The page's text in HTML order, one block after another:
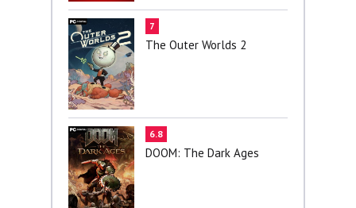
7
The Outer Worlds 2
6.8
DOOM: The Dark Ages